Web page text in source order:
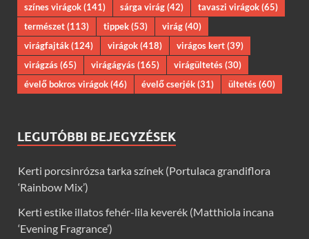
színes virágok(141) sárga virág(42) tavaszi virágok(65)
természet(113) tippek(53) virág(40)
virágfajták(124) virágok(418) virágos kert(39)
virágzás(65) virágágyás(165) virágültetés(30)
évelő bokros virágok(46) évelő cserjék(31) ültetés(60)
LEGUTÓBBI BEJEGYZÉSEK
Kerti porcsinrózsa tarka színek (Portulaca grandiflora
‘Rainbow Mix’)
Kerti estike illatos fehér-lila keverék (Matthiola incana
‘Evening Fragrance’)